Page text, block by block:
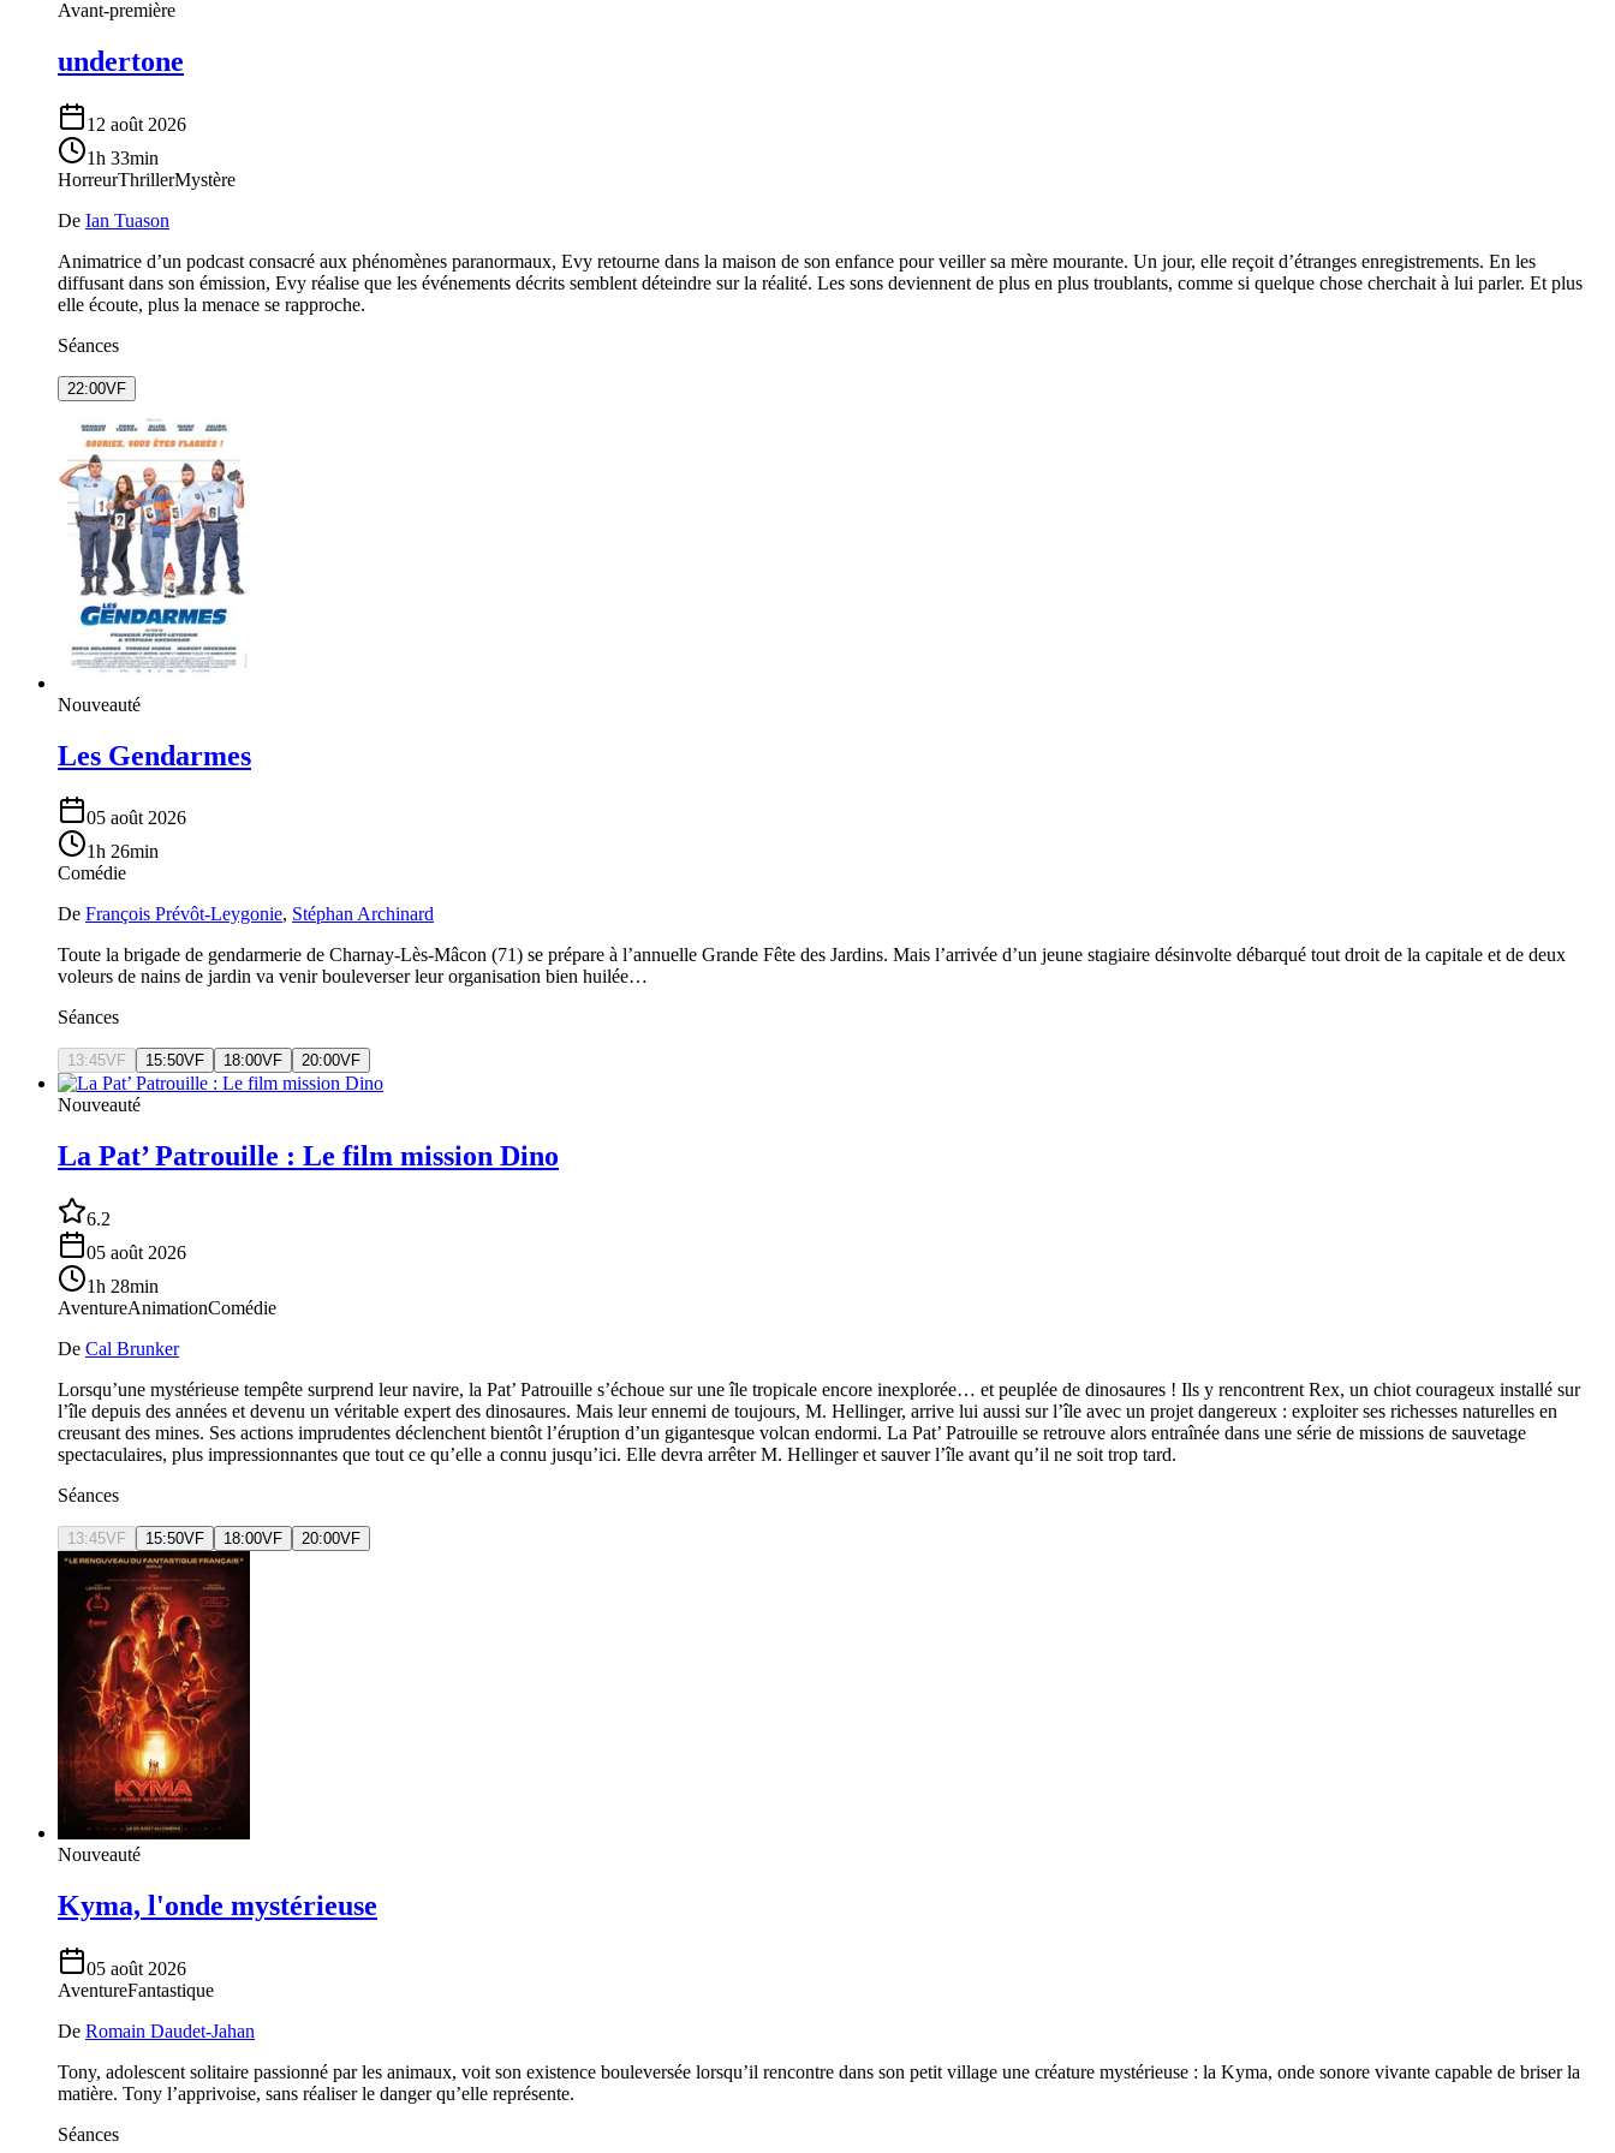
Avant-première
undertone
12 août 2026
1h 33min
HorreurThrillerMystère
De Ian Tuason
Animatrice d’un podcast consacré aux phénomènes paranormaux, Evy retourne dans la maison de son enfance pour veiller sa mère mourante. Un jour, elle reçoit d’étranges enregistrements. En les
diffusant dans son émission, Evy réalise que les événements décrits semblent déteindre sur la réalité. Les sons deviennent de plus en plus troublants, comme si quelque chose cherchait à lui parler. Et plus
elle écoute, plus la menace se rapproche.
Séances
22:00VF
Nouveauté
Les Gendarmes
05 août 2026
1h 26min
Comédie
De François Prévôt-Leygonie, Stéphan Archinard
Toute la brigade de gendarmerie de Charnay-Lès-Mâcon (71) se prépare à l’annuelle Grande Fête des Jardins. Mais l’arrivée d’un jeune stagiaire désinvolte débarqué tout droit de la capitale et de deux
voleurs de nains de jardin va venir bouleverser leur organisation bien huilée…
Séances
13:45VF 15:50VF 18:00VF 20:00VF
Nouveauté
La Pat’ Patrouille : Le film mission Dino
6.2
05 août 2026
1h 28min
AventureAnimationComédie
De Cal Brunker
Lorsqu’une mystérieuse tempête surprend leur navire, la Pat’ Patrouille s’échoue sur une île tropicale encore inexplorée… et peuplée de dinosaures ! Ils y rencontrent Rex, un chiot courageux installé sur
l’île depuis des années et devenu un véritable expert des dinosaures. Mais leur ennemi de toujours, M. Hellinger, arrive lui aussi sur l’île avec un projet dangereux : exploiter ses richesses naturelles en
creusant des mines. Ses actions imprudentes déclenchent bientôt l’éruption d’un gigantesque volcan endormi. La Pat’ Patrouille se retrouve alors entraînée dans une série de missions de sauvetage
spectaculaires, plus impressionnantes que tout ce qu’elle a connu jusqu’ici. Elle devra arrêter M. Hellinger et sauver l’île avant qu’il ne soit trop tard.
Séances
13:45VF 15:50VF 18:00VF 20:00VF
Nouveauté
Kyma, l'onde mystérieuse
05 août 2026
AventureFantastique
De Romain Daudet-Jahan
Tony, adolescent solitaire passionné par les animaux, voit son existence bouleversée lorsqu’il rencontre dans son petit village une créature mystérieuse : la Kyma, onde sonore vivante capable de briser la
matière. Tony l’apprivoise, sans réaliser le danger qu’elle représente.
Séances